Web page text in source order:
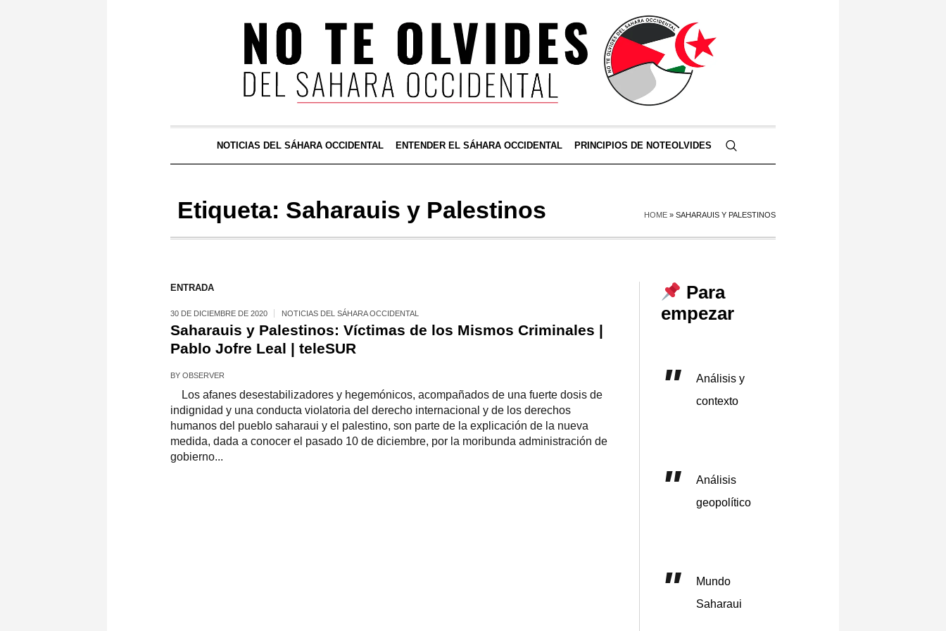
NOTICIAS DEL SÁHARA OCCIDENTAL ENTENDER EL SÁHARA OCCIDENTAL PRINCIPIOS DE NOTEOLVIDES
Etiqueta: Saharauis y Palestinos HOME » SAHARAUIS Y PALESTINOS
ENTRADA
30 DE DICIEMBRE DE 2020 NOTICIAS DEL SÁHARA OCCIDENTAL
Saharauis y Palestinos: Víctimas de los Mismos Criminales |
Pablo Jofre Leal | teleSUR
BY OBSERVER
Los afanes desestabilizadores y hegemónicos, acompañados de una fuerte dosis de
indignidad y una conducta violatoria del derecho internacional y de los derechos
humanos del pueblo saharaui y el palestino, son parte de la explicación de la nueva
medida, dada a conocer el pasado 10 de diciembre, por la moribunda administración de
gobierno...
Para
empezar
Análisis y
contexto
Análisis
geopolítico
Mundo
Saharaui